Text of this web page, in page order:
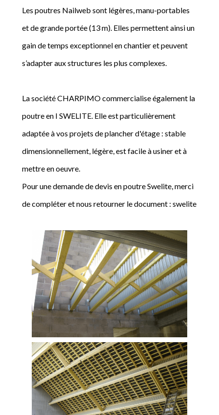
Les poutres Nailweb sont légères, manu-portables
et de grande portée (13 m). Elles permettent ainsi un
gain de temps exceptionnel en chantier et peuvent
s’adapter aux structures les plus complexes.
La société CHARPIMO commercialise également la
poutre en I SWELITE. Elle est particulièrement
adaptée à vos projets de plancher d'étage : stable
dimensionnellement, légère, est facile à usiner et à
mettre en oeuvre.
Pour une demande de devis en poutre Swelite, merci
de compléter et nous retourner le document : swelite